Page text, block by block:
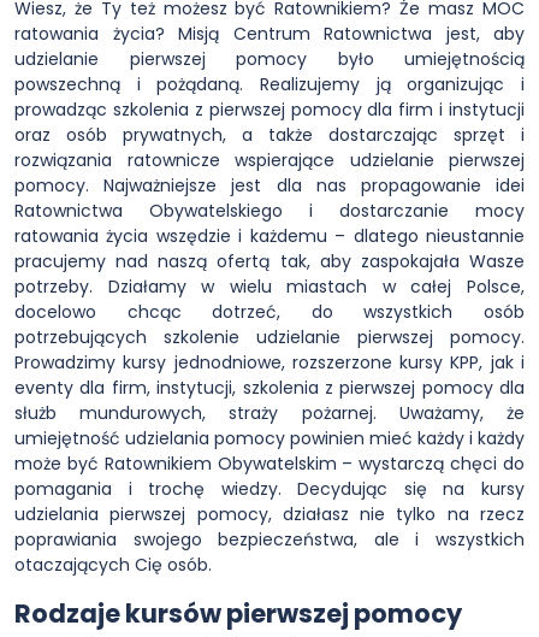
Wiesz, że Ty też możesz być Ratownikiem? Że masz MOC
ratowania życia? Misją Centrum Ratownictwa jest, aby
udzielanie pierwszej pomocy było umiejętnością
powszechną i pożądaną. Realizujemy ją organizując i
prowadząc szkolenia z pierwszej pomocy dla firm i instytucji
oraz osób prywatnych, a także dostarczając sprzęt i
rozwiązania ratownicze wspierające udzielanie pierwszej
pomocy. Najważniejsze jest dla nas propagowanie idei
Ratownictwa Obywatelskiego i dostarczanie mocy
ratowania życia wszędzie i każdemu – dlatego nieustannie
pracujemy nad naszą ofertą tak, aby zaspokajała Wasze
potrzeby. Działamy w wielu miastach w całej Polsce,
docelowo chcąc dotrzeć, do wszystkich osób
potrzebujących szkolenie udzielanie pierwszej pomocy.
Prowadzimy kursy jednodniowe, rozszerzone kursy KPP, jak i
eventy dla firm, instytucji, szkolenia z pierwszej pomocy dla
służb mundurowych, straży pożarnej. Uważamy, że
umiejętność udzielania pomocy powinien mieć każdy i każdy
może być Ratownikiem Obywatelskim – wystarczą chęci do
pomagania i trochę wiedzy. Decydując się na kursy
udzielania pierwszej pomocy, działasz nie tylko na rzecz
poprawiania swojego bezpieczeństwa, ale i wszystkich
otaczających Cię osób.
Rodzaje kursów pierwszej pomocy